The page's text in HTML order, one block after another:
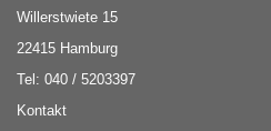
Willerstwiete 15
22415 Hamburg
Tel: 040 / 5203397
Kontakt